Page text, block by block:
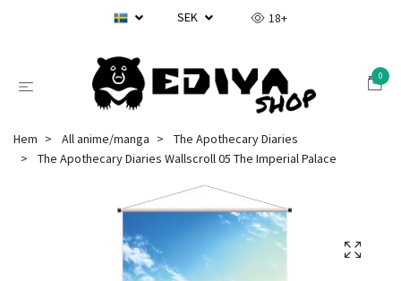
SEK 18+
0
Hem All anime/manga
The Apothecary Diaries
The Apothecary Diaries Wallscroll 05 The Imperial Palace